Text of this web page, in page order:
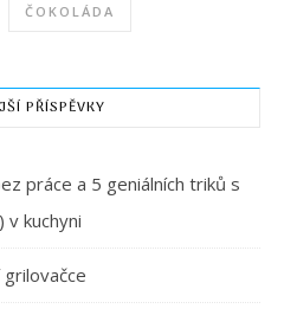
ČOKOLÁDA
PŘÍSPĚVKY
práce a 5 geniálních triků s
v kuchyni